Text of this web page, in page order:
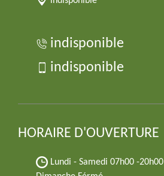
indisponible
indisponible
HORAIRE D'OUVERTURE
Lundi - Samedi 07h00 -20h00